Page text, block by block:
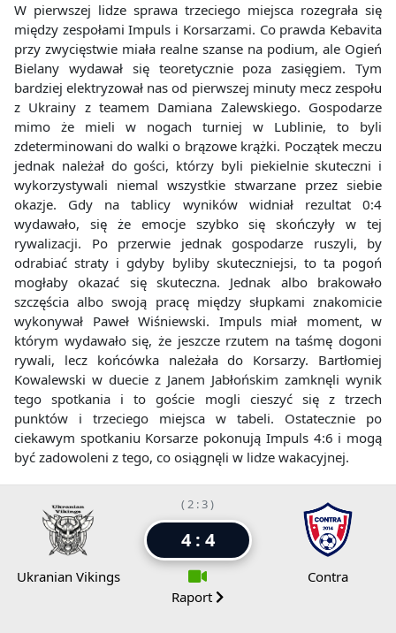
W pierwszej lidze sprawa trzeciego miejsca rozegrała się
między zespołami Impuls i Korsarzami. Co prawda Kebavita
przy zwycięstwie miała realne szanse na podium, ale Ogień
Bielany wydawał się teoretycznie poza zasięgiem. Tym
bardziej elektryzował nas od pierwszej minuty mecz zespołu
z Ukrainy z teamem Damiana Zalewskiego. Gospodarze
mimo że mieli w nogach turniej w Lublinie, to byli
zdeterminowani do walki o brązowe krążki. Początek meczu
jednak należał do gości, którzy byli piekielnie skuteczni i
wykorzystywali niemal wszystkie stwarzane przez siebie
okazje. Gdy na tablicy wyników widniał rezultat 0:4
wydawało, się że emocje szybko się skończyły w tej
rywalizacji. Po przerwie jednak gospodarze ruszyli, by
odrabiać straty i gdyby byliby skuteczniejsi, to ta pogoń
mogłaby okazać się skuteczna. Jednak albo brakowało
szczęścia albo swoją pracę między słupkami znakomicie
wykonywał Paweł Wiśniewski. Impuls miał moment, w
którym wydawało się, że jeszcze rzutem na taśmę dogoni
rywali, lecz końcówka należała do Korsarzy. Bartłomiej
Kowalewski w duecie z Janem Jabłońskim zamknęli wynik
tego spotkania i to goście mogli cieszyć się z trzech
punktów i trzeciego miejsca w tabeli. Ostatecznie po
ciekawym spotkaniu Korsarze pokonują Impuls 4:6 i mogą
być zadowoleni z tego, co osiągnęli w lidze wakacyjnej.
Ukranian Vikings
( 2 : 3 )
4 : 4
Raport
Contra